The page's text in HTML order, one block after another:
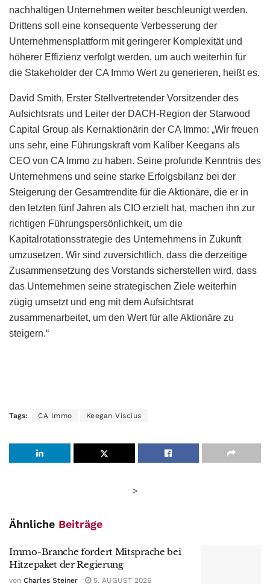
nachhaltigen Unternehmen weiter beschleunigt werden.
Drittens soll eine konsequente Verbesserung der
Unternehmensplattform mit geringerer Komplexität und
höherer Effizienz verfolgt werden, um auch weiterhin für
die Stakeholder der CA Immo Wert zu generieren, heißt es.
David Smith, Erster Stellvertretender Vorsitzender des
Aufsichtsrats und Leiter der DACH-Region der Starwood
Capital Group als Kernaktionärin der CA Immo: „Wir freuen
uns sehr, eine Führungskraft vom Kaliber Keegans als
CEO von CA Immo zu haben. Seine profunde Kenntnis des
Unternehmens und seine starke Erfolgsbilanz bei der
Steigerung der Gesamtrendite für die Aktionäre, die er in
den letzten fünf Jahren als CIO erzielt hat, machen ihn zur
richtigen Führungspersönlichkeit, um die
Kapitalrotationsstrategie des Unternehmens in Zukunft
umzusetzen. Wir sind zuversichtlich, dass die derzeitige
Zusammensetzung des Vorstands sicherstellen wird, dass
das Unternehmen seine strategischen Ziele weiterhin
zügig umsetzt und eng mit dem Aufsichtsrat
zusammenarbeitet, um den Wert für alle Aktionäre zu
steigern.“
Tags: CA Immo Keegan Viscius
>
Ähnliche Beiträge
Immo-Branche fordert Mitsprache bei
Hitzepaket der Regierung
von Charles Steiner 5. AUGUST 2026